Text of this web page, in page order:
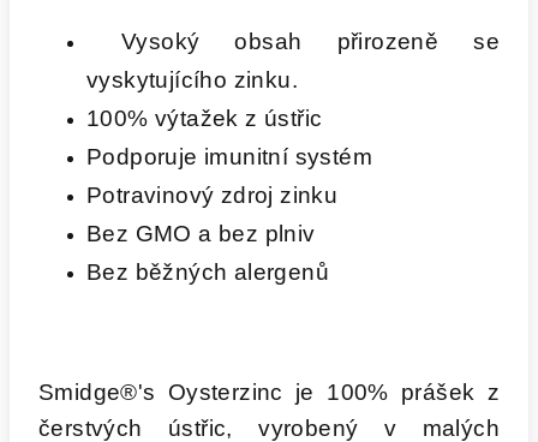
Vysoký obsah přirozeně se
vyskytujícího zinku.
100% výtažek z ústřic
Podporuje imunitní systém
Potravinový zdroj zinku
Bez GMO a bez plniv
Bez běžných alergenů
Smidge®'s Oysterzinc je 100% prášek z
čerstvých ústřic, vyrobený v malých